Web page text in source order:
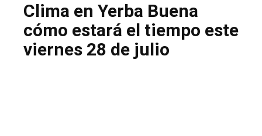
Clima en Yerba Buena
cómo estará el tiempo este
viernes 28 de julio